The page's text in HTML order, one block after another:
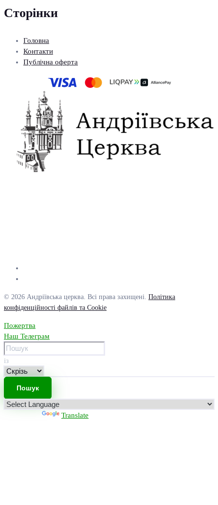
Сторінки
Головна
Контакти
Публічна оферта
© 2026 Андріївська церква. Всі права захищені. Політика
конфіденційності файлів та Cookie
Пожертва
Наш Телеграм
із
Translate